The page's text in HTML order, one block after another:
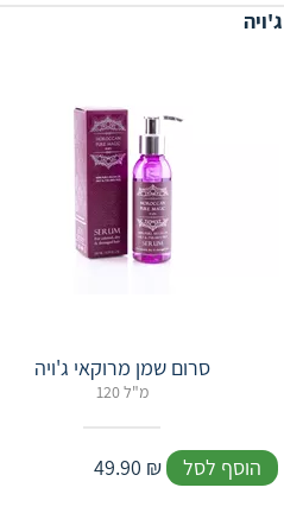
ג'ויה
סרום שמן מרוקאי ג'ויה
120 מ"ל
49.90 ₪ הוסף לסל